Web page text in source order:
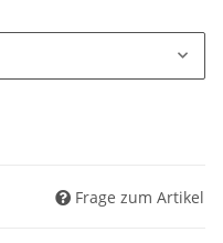
Frage zum Artikel